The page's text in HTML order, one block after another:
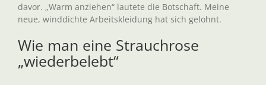
davor. „Warm anziehen“ lautete die Botschaft. Meine
neue, winddichte Arbeitskleidung hat sich gelohnt.
Wie man eine Strauchrose
„wiederbelebt“